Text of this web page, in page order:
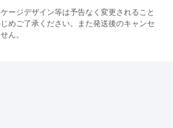
ージデザイン等は予告なく変更されること
めご了承ください。また発送後のキャンセ
ん。